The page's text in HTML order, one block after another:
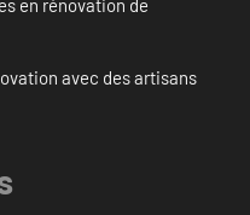
en rénovation de
avec des artisans